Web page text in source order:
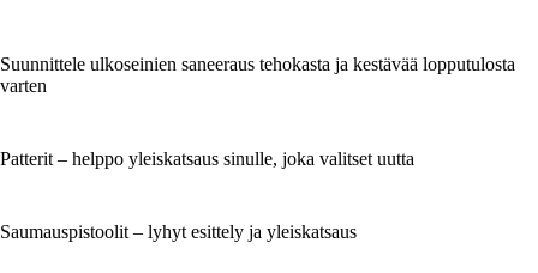
Suunnittele ulkoseinien saneeraus tehokasta ja kestävää lopputulosta
varten
Patterit – helppo yleiskatsaus sinulle, joka valitset uutta
Saumauspistoolit – lyhyt esittely ja yleiskatsaus